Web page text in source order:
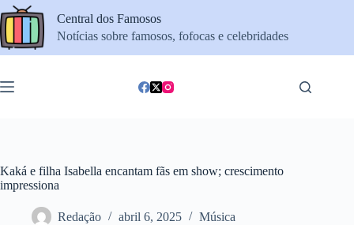
Pular
para
o
conteúdo
Central dos Famosos
Notícias sobre famosos, fofocas e celebridades
Kaká e filha Isabella encantam fãs em show; crescimento
impressiona
Redação abril 6, 2025 Música